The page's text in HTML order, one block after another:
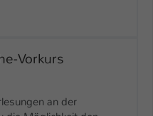
Vorkurs
an der